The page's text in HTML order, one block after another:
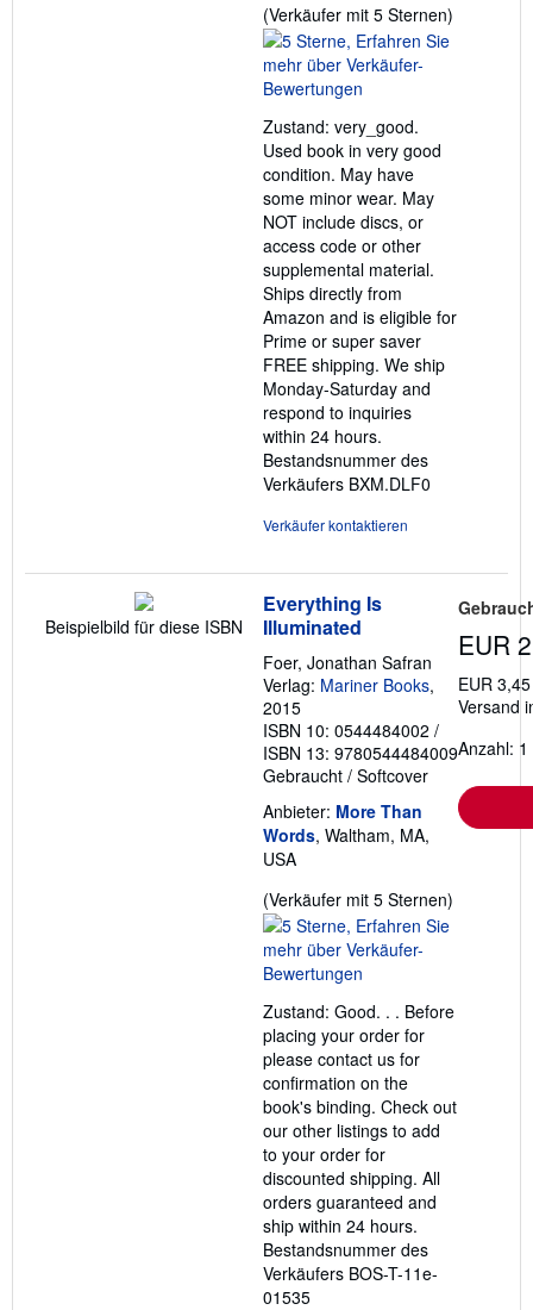
(Verkäufer mit 5 Sternen)
Zustand: very_good.
Used book in very good
condition. May have
some minor wear. May
NOT include discs, or
access code or other
supplemental material.
Ships directly from
Amazon and is eligible for
Prime or super saver
FREE shipping. We ship
Monday-Saturday and
respond to inquiries
within 24 hours.
Bestandsnummer des
Verkäufers BXM.DLF0
Verkäufer kontaktieren
Beispielbild für diese ISBN
Everything Is
Illuminated
Foer, Jonathan Safran
Verlag: Mariner Books,
2015
ISBN 10: 0544484002 /
ISBN 13: 9780544484009
Gebraucht / Softcover
Anbieter: More Than
Words, Waltham, MA,
USA
(Verkäufer mit 5 Sternen)
Zustand: Good. . . Before
placing your order for
please contact us for
confirmation on the
book's binding. Check out
our other listings to add
to your order for
discounted shipping. All
orders guaranteed and
ship within 24 hours.
Bestandsnummer des
Verkäufers BOS-T-11e-
01535
EUR
EUR
Versand
Anzahl: